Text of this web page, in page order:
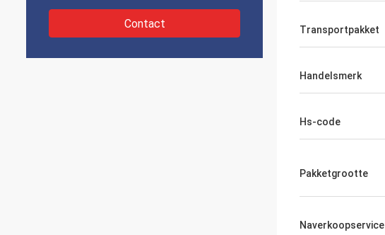
Contact Transportpakket
Handelsmerk
Hs-code
Pakketgrootte
Naverkoopservice